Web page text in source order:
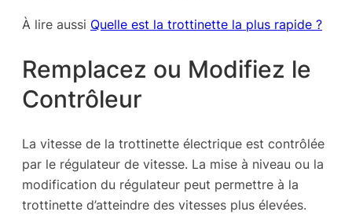
À lire aussi Quelle est la trottinette la plus rapide ?
Remplacez ou Modifiez le
Contrôleur
La vitesse de la trottinette électrique est contrôlée
par le régulateur de vitesse. La mise à niveau ou la
modification du régulateur peut permettre à la
trottinette d’atteindre des vitesses plus élevées.